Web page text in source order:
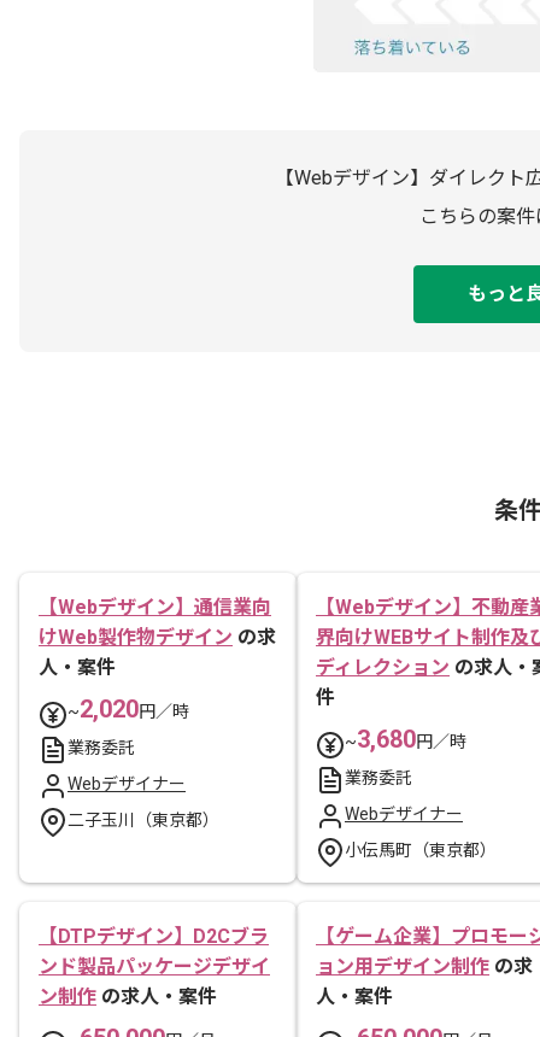
【Webデザイン】ダイレク
こちらの案
もっと
条
【Webデザイン】通信業向
けWeb製作物デザイン の求
人・案件
~2,020円／時
業務委託
Webデザイナー
二子玉川（東京都）
【Webデザイン】不動産
界向けWEBサイト制作及
ディレクション の求人・
件
~3,680円／時
業務委託
Webデザイナー
小伝馬町（東京都）
【DTPデザイン】D2Cブラ
ンド製品パッケージデザイ
ン制作 の求人・案件
【ゲーム企業】プロモー
ョン用デザイン制作 の求
人・案件